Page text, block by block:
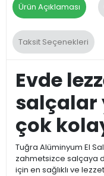
Ürün Açıklaması
Taksit Seçenekleri
Evde
salçalar
çok
Tuğra Alüminyum El
zahmetsizce salçaya
için en sağlıklı ve